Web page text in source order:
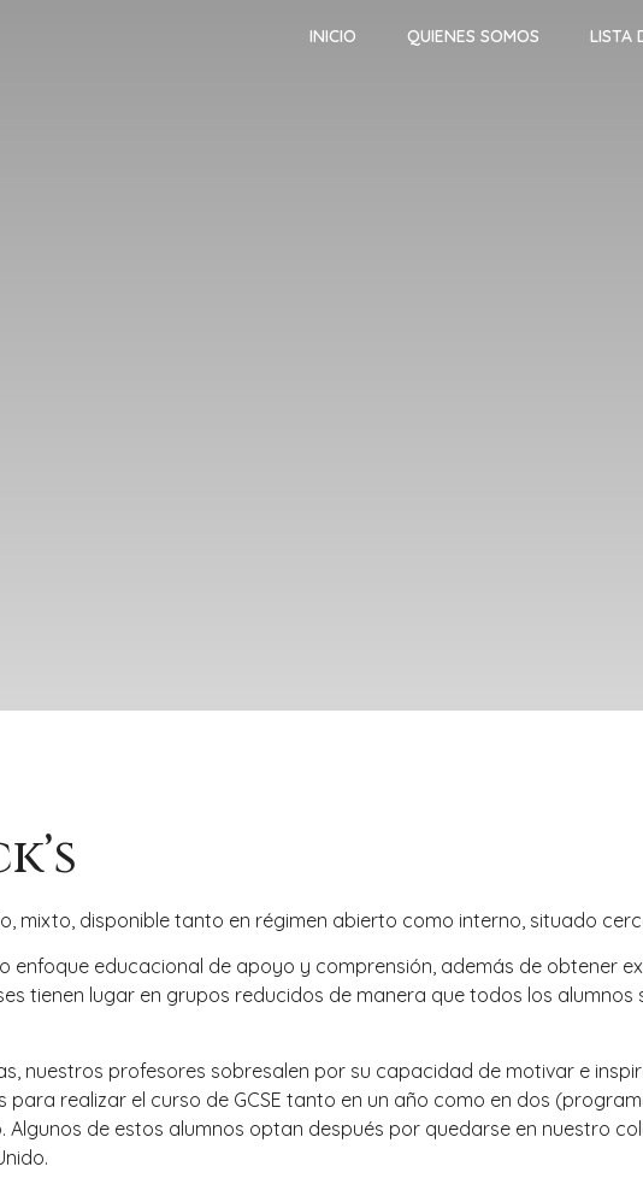
INICIO QUIENES SOMOS LISTA
mixto, disponible tanto en régimen abierto como interno, situado
enfoque educacional de apoyo y comprensión, además de obtener
tienen lugar en grupos reducidos de manera que todos los
nuestros profesores sobresalen por su capacidad de motivar e
para realizar el curso de GCSE tanto en un año como en dos
Algunos de estos alumnos optan después por quedarse en nuestro